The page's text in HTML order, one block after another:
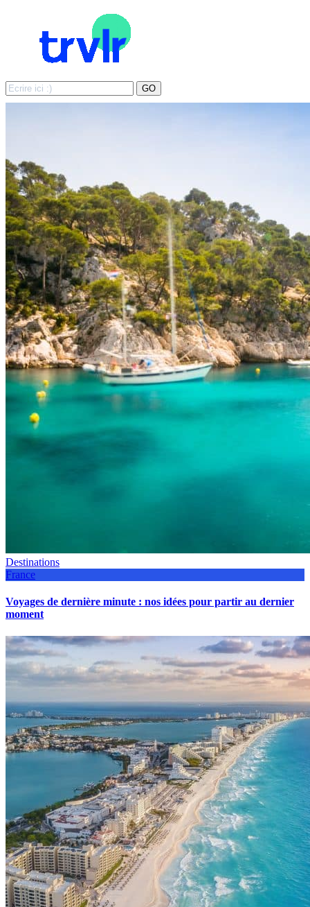
Search
for:
GO
Destinations
France
Voyages de dernière minute : nos idées pour partir au dernier
moment